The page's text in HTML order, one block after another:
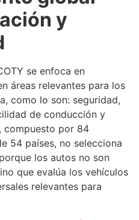
y
se enfoca en
áreas relevantes para los
como lo son: seguridad,
de conducción y
compuesto por 84
54 países, no selecciona
los autos no son
que evalúa los vehículos
relevantes para